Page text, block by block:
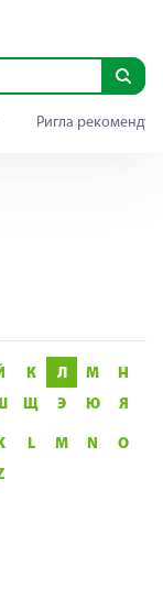
Ригла
К Л М
Н
Щ Э Ю Я
L M N
O